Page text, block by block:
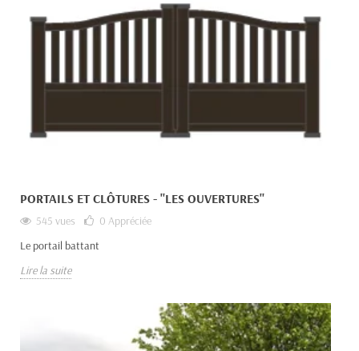
PORTAILS ET CLÔTURES - "LES OUVERTURES"
545 vues 0 Appréciée
Le portail battant
Lire la suite